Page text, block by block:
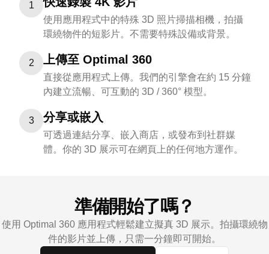
1
使用應用程式中的特殊 3D 照片掃描相機，拍攝
環繞物件的短影片。不需要特殊設備或背景。
2 上傳至 Optimal 360
直接從應用程式上傳。我們的引擎會在約 15 分鐘
內建立流暢、可互動的 3D / 360° 模型。
3 分享或嵌入
可透過連結分享、嵌入商店，或發布到社群媒
體。你的 3D 展示可在網頁上的任何地方運作。
準備開始了嗎？
使用 Optimal 360 應用程式輕鬆建立擬真 3D 展示。拍攝環繞物
件的影片並上傳，只需一分鐘即可開始。